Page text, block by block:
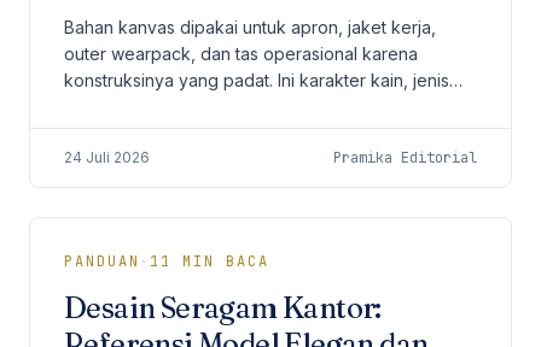
Bahan kanvas dipakai untuk apron, jaket kerja,
outer wearpack, dan tas operasional karena
konstruksinya yang padat. Ini karakter kain, jenis
perbandingan dengan drill dan ripstop, serta cara
memilihnya untuk pengadaan perusahaan.
24 Juli 2026 Pramika Editorial
PANDUAN · 11 MIN BACA
Desain Seragam Kantor: